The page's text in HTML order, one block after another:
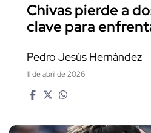
Chivas pierde a
clave para
Pedro Jesús Hernández
11 de abril de 2026